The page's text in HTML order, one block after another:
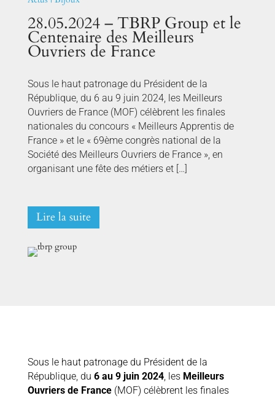
28.05.2024 – TBRP Group et le
Centenaire des Meilleurs
Ouvriers de France
Sous le haut patronage du Président de la
République, du 6 au 9 juin 2024, les Meilleurs
Ouvriers de France (MOF) célèbrent les finales
nationales du concours « Meilleurs Apprentis de
France » et le « 69ème congrès national de la
Société des Meilleurs Ouvriers de France », en
organisant une fête des métiers et […]
Lire la suite
Sous le haut patronage du Président de la
République, du 6 au 9 juin 2024, les Meilleurs
Ouvriers de France(MOF) célèbrent les finales